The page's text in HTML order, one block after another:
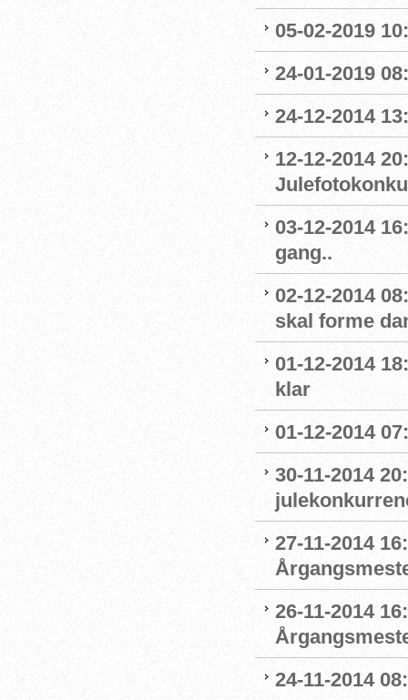
05-02-2019
24-01-2019
24-12-2014
12-12-2014
03-12-2014
gang..
02-12-2014
skal forme
01-12-2014
klar
01-12-2014
30-11-2014
27-11-2014
26-11-2014
24-11-2014